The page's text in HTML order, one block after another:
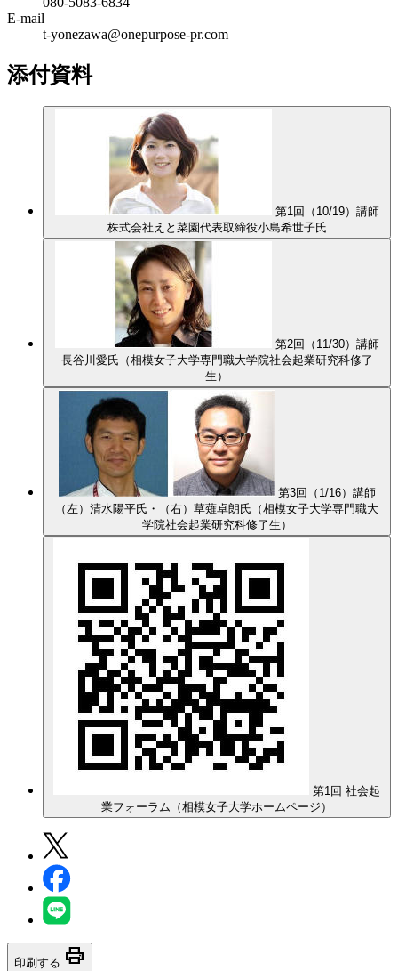
E-mail
t-yonezawa@onepurpose-pr.com
添付資料
第1回（10/19）講師
株式会社えと菜園代表取締役小島希世子氏
第2回（11/30）講師
長谷川愛氏（相模女子大学専門職大学院社会起業研究科修了
生）
第3回（1/16）講師
（左）清水陽平氏・（右）草薙卓朗氏（相模女子大学専門職大
学院社会起業研究科修了生）
第1回 社会起
業フォーラム（相模女子大学ホームページ）
印刷する print